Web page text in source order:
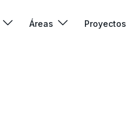
Áreas Proyectos